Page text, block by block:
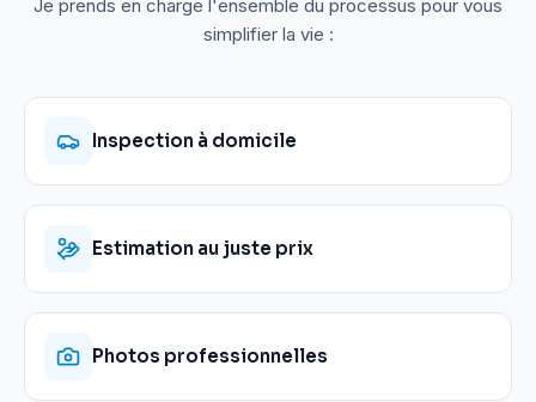
Je prends en charge l'ensemble du processus pour vous
simplifier la vie :
Inspection à domicile
Estimation au juste prix
Photos professionnelles